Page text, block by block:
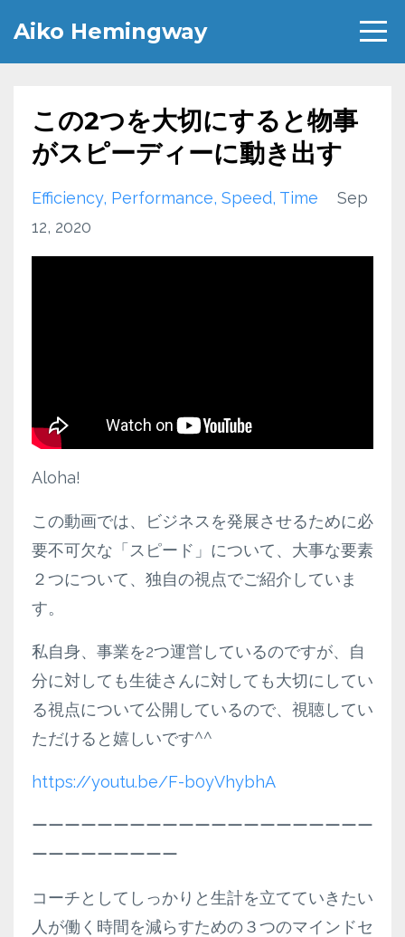
Aiko Hemingway
この2つを大切にすると物事
がスピーディーに動き出す
Efficiency Performance Speed Time
Sep
12, 2020
Aloha!
この動画では、ビジネスを発展させるために必
要不可欠な「スピード」について、大事な要素
２つについて、独自の視点でご紹介していま
す。
私自身、事業を2つ運営しているのですが、自
分に対しても生徒さんに対しても大切にしてい
る視点について公開しているので、視聴してい
ただけると嬉しいです^^
https://youtu.be/F-b0yVhybhA
ーーーーーーーーーーーーーーーーーーーーー
ーーーーーーーーー
コーチとしてしっかりと生計を立てていきたい
人が働く時間を減らすための３つのマインドセ